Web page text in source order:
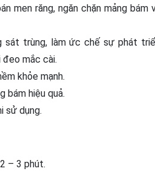
men răng, ngăn chặn mảng
sát trùng, làm ức chế sự phát
mắc cài.
khỏe mạnh.
bám hiệu quả.
sử dụng.
– 3 phút.